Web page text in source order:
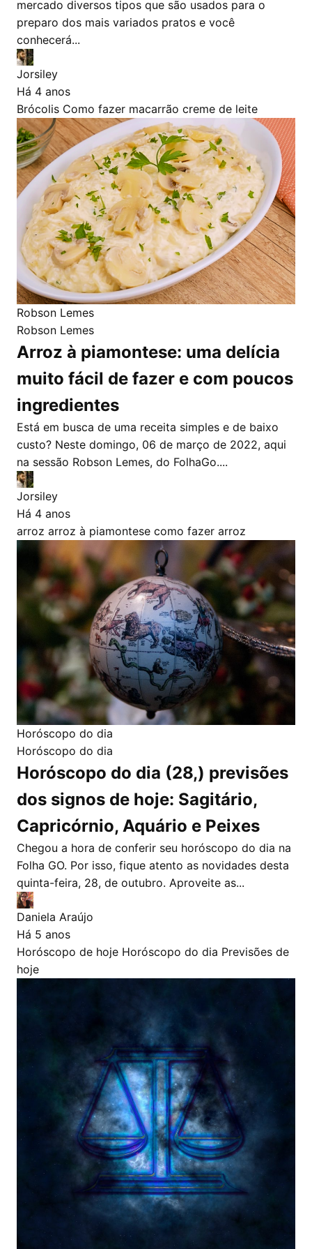
mercado diversos tipos que são usados para o
preparo dos mais variados pratos e você
conhecerá...
Jorsiley
Há 4 anos
Brócolis Como fazer macarrão creme de leite
Robson Lemes
Robson Lemes
Arroz à piamontese: uma delícia
muito fácil de fazer e com poucos
ingredientes
Está em busca de uma receita simples e de baixo
custo? Neste domingo, 06 de março de 2022, aqui
na sessão Robson Lemes, do FolhaGo....
Jorsiley
Há 4 anos
arroz arroz à piamontese como fazer arroz
Horóscopo do dia
Horóscopo do dia
Horóscopo do dia (28,) previsões
dos signos de hoje: Sagitário,
Capricórnio, Aquário e Peixes
Chegou a hora de conferir seu horóscopo do dia na
Folha GO. Por isso, fique atento as novidades desta
quinta-feira, 28, de outubro. Aproveite as...
Daniela Araújo
Há 5 anos
Horóscopo de hoje Horóscopo do dia Previsões de
hoje